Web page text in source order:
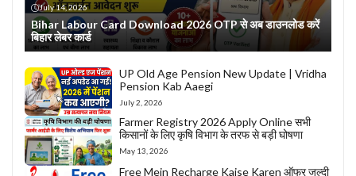
July 14, 2026
Bihar Labour Card Download 2026 OTP से अब डाउनलोड करें
बिहार लेबर कार्ड
UP Old Age Pension New Update | Vridha
Pension Kab Aaegi
July 2, 2026
Farmer Registry 2026 Apply Online सभी
किसानों के लिए कृषि विभाग के तरफ से बड़ी घोषणा
May 13, 2026
Free Mein Recharge Kaise Karen ऑफर जल्दी